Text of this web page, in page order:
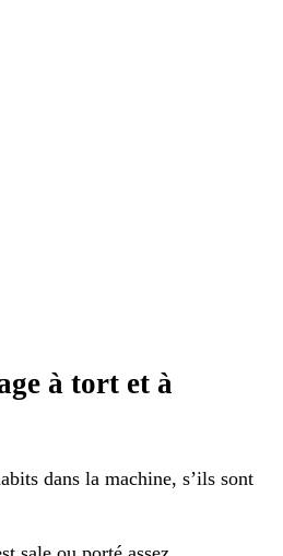
à tort et à
dans la machine, s’ils sont